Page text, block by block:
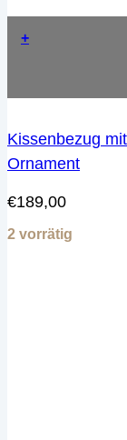
+
Kissenbezug
Ornament
€189,00
2 vorrätig